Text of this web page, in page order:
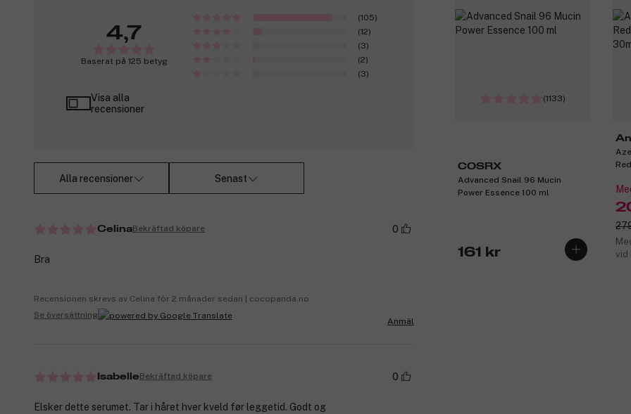
(1133)
COSRX
Advanced Snail 96 Mucin
Power Essence 100 ml
161 kr
vid
4,7
Baserat på 125 betyg
(105)
(12)
(3)
(2)
(3)
Visa alla
recensioner
Alla recensioner Senast
CelinaBekräftad köpare 0
Bra
Recensionen skrevs av Celina för 2 månader sedan | cocopanda.no
Se översättning
Anmäl
IsabelleBekräftad köpare 0
Elsker dette serumet. Tar i håret hver kveld før leggetid. Godt og